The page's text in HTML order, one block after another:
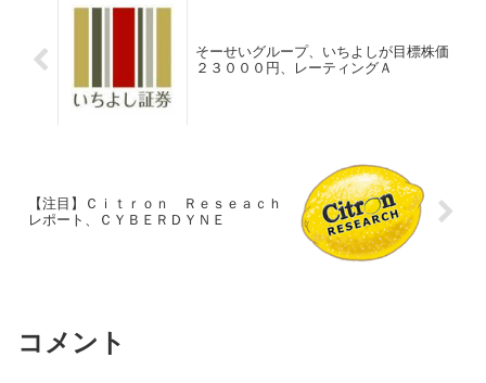
そーせいグループ、いちよしが目標株価
２３０００円、レーティングＡ
【注目】Ｃｉｔｒｏｎ Ｒｅｓｅａｃｈ
レポート、ＣＹＢＥＲＤＹＮＥ
コメント